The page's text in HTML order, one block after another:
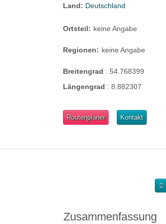
Land: Deutschland
Ortsteil: keine Angabe
Regionen: keine Angabe
Breitengrad :54.768399
Längengrad :8.882307
Routenplaner Kontakt
Zusammenfassung